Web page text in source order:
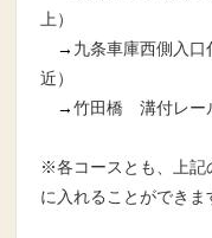
上）
→ 九条車庫西側入
近）
→竹田橋 溝付レー
※各コースとも、上記
に入れることができま